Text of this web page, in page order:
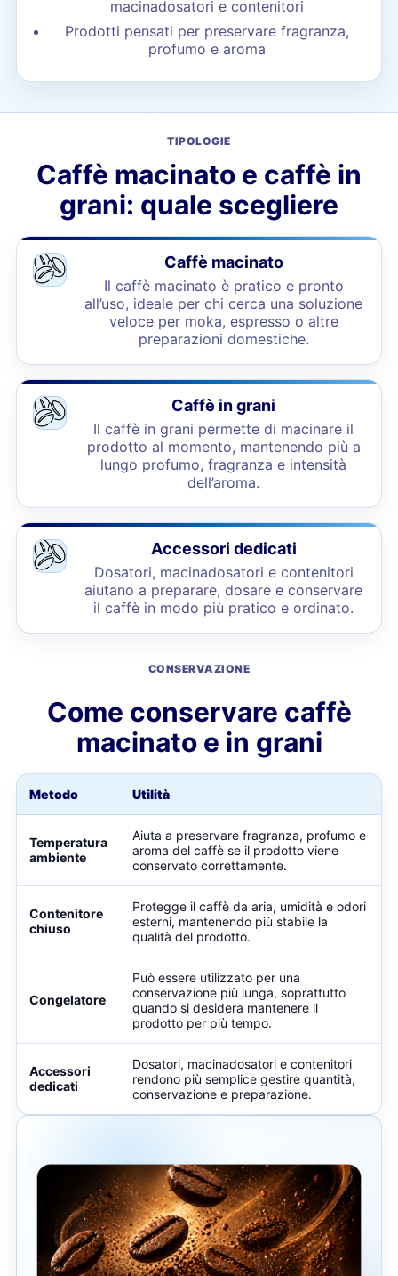
macinadosatori e contenitori
Prodotti pensati per preservare fragranza,
profumo e aroma
TIPOLOGIE
Caffè macinato e caffè in
grani: quale scegliere
Caffè macinato
Il caffè macinato è pratico e pronto
all’uso, ideale per chi cerca una soluzione
veloce per moka, espresso o altre
preparazioni domestiche.
Caffè in grani
Il caffè in grani permette di macinare il
prodotto al momento, mantenendo più a
lungo profumo, fragranza e intensità
dell’aroma.
Accessori dedicati
Dosatori, macinadosatori e contenitori
aiutano a preparare, dosare e conservare
il caffè in modo più pratico e ordinato.
CONSERVAZIONE
Come conservare caffè
macinato e in grani
Metodo Utilità
Temperatura
ambiente
Aiuta a preservare fragranza, profumo e
aroma del caffè se il prodotto viene
conservato correttamente.
Contenitore
chiuso
Protegge il caffè da aria, umidità e odori
esterni, mantenendo più stabile la
qualità del prodotto.
Congelatore
Può essere utilizzato per una
conservazione più lunga, soprattutto
quando si desidera mantenere il
prodotto per più tempo.
Accessori
dedicati
Dosatori, macinadosatori e contenitori
rendono più semplice gestire quantità,
conservazione e preparazione.